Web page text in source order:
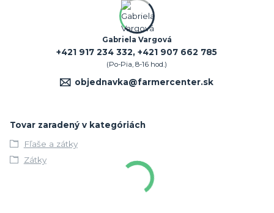
Gabriela Vargová
+421 917 234 332, +421 907 662 785
(Po-Pia, 8-16 hod.)
objednavka@farmercenter.sk
Tovar zaradený v kategóriách
Fľaše a zátky
Zátky